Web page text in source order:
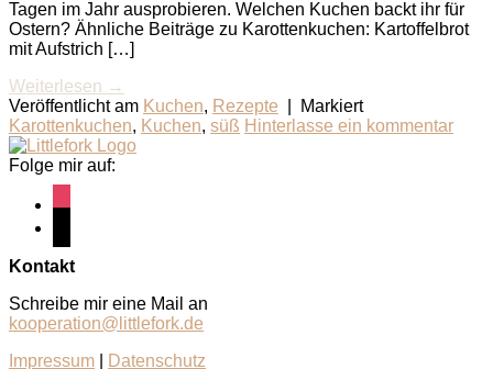
Tagen im Jahr ausprobieren. Welchen Kuchen backt ihr für
Ostern? Ähnliche Beiträge zu Karottenkuchen: Kartoffelbrot
mit Aufstrich […]
Weiterlesen →
Veröffentlicht am Kuchen, Rezepte
Markiert
Karottenkuchen, Kuchen, süß Hinterlasse ein kommentar
Folge mir auf:
Kontakt
Schreibe mir eine Mail an
kooperation@littlefork.de
Impressum
Datenschutz